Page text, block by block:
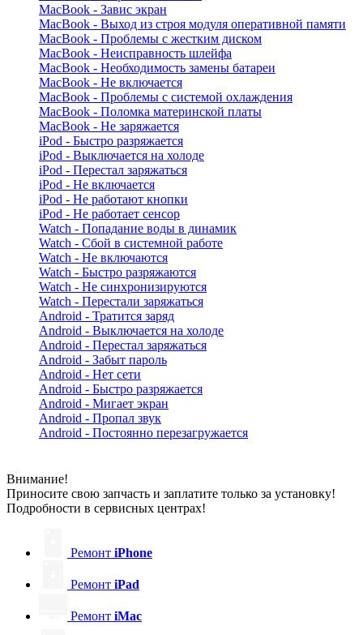
MacBook - Завис экран
MacBook - Выход из строя модуля оперативной памяти
MacBook - Проблемы с жестким диском
MacBook - Неисправность шлейфа
MacBook - Необходимость замены батареи
MacBook - Не включается
MacBook - Проблемы с системой охлаждения
MacBook - Поломка материнской платы
MacBook - Не заряжается
iPod - Быстро разряжается
iPod - Выключается на холоде
iPod - Перестал заряжаться
iPod - Не включается
iPod - Не работают кнопки
iPod - Не работает сенсор
Watch - Попадание воды в динамик
Watch - Сбой в системной работе
Watch - Не включаются
Watch - Быстро разряжаются
Watch - Не синхронизируются
Watch - Перестали заряжаться
Android - Тратится заряд
Android - Выключается на холоде
Android - Перестал заряжаться
Android - Забыт пароль
Android - Нет сети
Android - Быстро разряжается
Android - Мигает экран
Android - Пропал звук
Android - Постоянно перезагружается
Внимание!
Приносите свою запчасть и заплатите только за установку!
Подробности в сервисных центрах!
Ремонт iPhone
Ремонт iPad
Ремонт iMac